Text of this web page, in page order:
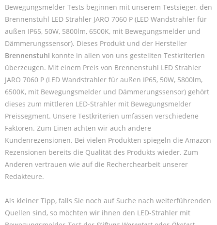
Bewegungsmelder Tests beginnen mit unserem Testsieger, den
Brennenstuhl LED Strahler JARO 7060 P (LED Wandstrahler für
außen IP65, 50W, 5800lm, 6500K, mit Bewegungsmelder und
Dämmerungssensor). Dieses Produkt und der Hersteller
Brennenstuhl konnte in allen von uns gestellten Testkriterien
überzeugen. Mit einem Preis von Brennenstuhl LED Strahler
JARO 7060 P (LED Wandstrahler für außen IP65, 50W, 5800lm,
6500K, mit Bewegungsmelder und Dämmerungssensor) gehört
dieses zum mittleren LED-Strahler mit Bewegungsmelder
Preissegment. Unsere Testkriterien umfassen verschiedene
Faktoren. Zum Einen achten wir auch andere
Kundenrezensionen. Bei vielen Produkten spiegeln die Amazon
Rezensionen bereits die Qualität des Produkts wieder. Zum
Anderen vertrauen wie auf die Recherchearbeit unserer
Redakteure.
Als kleiner Tipp, falls Sie noch auf Suche nach weiterführenden
Quellen sind, so möchten wir ihnen den LED-Strahler mit